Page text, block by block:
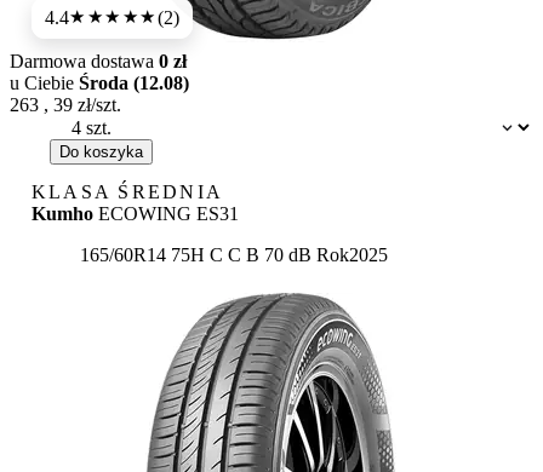
4.4★★★★★(2)
Dostępność:
Darmowa dostawa 0 zł
u Ciebie Środa (12.08)
263 , 39 zł/szt.
Do koszyka
KLASA ŚREDNIA
Kumho ECOWING ES31
165/60R14 75H Etykieta:
C C B 70 dB Rok2025